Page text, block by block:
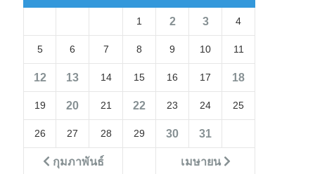
กุมภาพันธ์ เมษายน
1 2 3 4
5 6 7 8 9 10 11
12 13 14 15 16 17 18
19 20 21 22 23 24 25
26 27 28 29 30 31